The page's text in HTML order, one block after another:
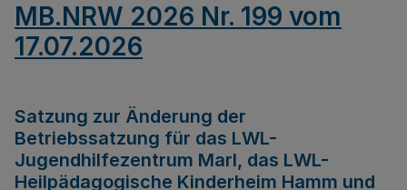
MB.NRW 2026 Nr. 199 vom
17.07.2026
Satzung zur Änderung der
Betriebssatzung für das LWL-
Jugendhilfezentrum Marl, das LWL-
Heilpädagogische Kinderheim Hamm und